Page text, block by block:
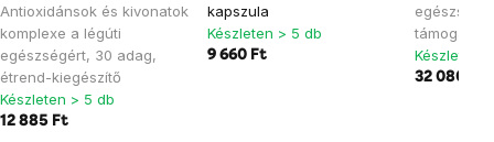
Antioxidánsok és kivonatok
komplexe a légúti
egészségért, 30 adag,
étrend-kiegészítő
Készleten > 5 db
12 885 Ft
kapszula
Készleten > 5 db
9 660 Ft
egészség
Készleten
32 080 Ft